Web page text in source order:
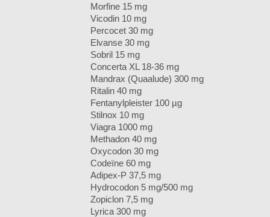
Morfine 15 mg
Vicodin 10 mg
Percocet 30 mg
Elvanse 30 mg
Sobril 15 mg
Concerta XL 18-36 mg
Mandrax (Quaalude) 300 mg
Ritalin 40 mg
Fentanylpleister 100 µg
Stilnox 10 mg
Viagra 1000 mg
Methadon 40 mg
Oxycodon 30 mg
Codeïne 60 mg
Adipex-P 37,5 mg
Hydrocodon 5 mg/500 mg
Zopiclon 7,5 mg
Lyrica 300 mg